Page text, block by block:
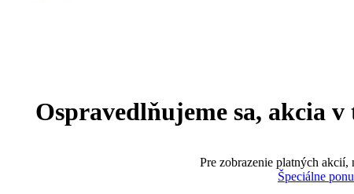
Ospravedlňujeme sa, akcia
Pre zobrazenie platných
Špeciálne